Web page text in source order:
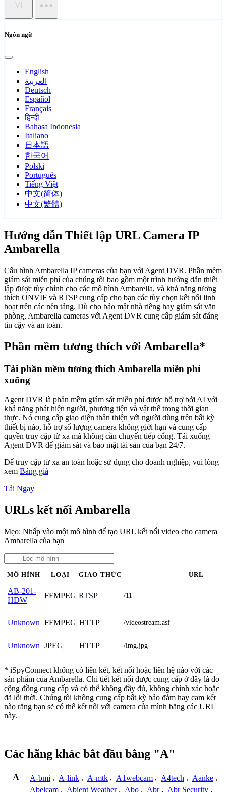
VI
Ngôn ngữ
English
العربية
Deutsch
Español
Français
हिन्दी
Bahasa Indonesia
Italiano
日本語
한국어
Polski
Português
Tiếng Việt
中文(简体)
中文(繁體)
Hướng dẫn Thiết lập URL Camera IP
Ambarella
Cấu hình Ambarella IP cameras của bạn với Agent DVR. Phần mềm
giám sát miễn phí của chúng tôi bao gồm một trình hướng dẫn thiết
lập được tùy chỉnh cho các mô hình Ambarella, và khả năng tương
thích ONVIF và RTSP cung cấp cho bạn các tùy chọn kết nối linh
hoạt trên các nền tảng. Dù cho bảo mật nhà riêng hay giám sát văn
phòng, Ambarella cameras với Agent DVR cung cấp giám sát đáng
tin cậy và an toàn.
Phần mềm tương thích với Ambarella*
Tải phần mềm tương thích Ambarella miễn phí
xuống
Agent DVR là phần mềm giám sát miễn phí được hỗ trợ bởi AI với
khả năng phát hiện người, phương tiện và vật thể trong thời gian
thực. Nó cung cấp giao diện thân thiện với người dùng trên bất kỳ
thiết bị nào, hỗ trợ số lượng camera không giới hạn và cung cấp
quyền truy cập từ xa mà không cần chuyển tiếp cổng. Tải xuống
Agent DVR để giám sát và bảo mật tài sản của bạn 24/7.
Để truy cập từ xa an toàn hoặc sử dụng cho doanh nghiệp, vui lòng
xem Bảng giá
Tải Ngay
URLs kết nối Ambarella
Mẹo: Nhấp vào một mô hình để tạo URL kết nối video cho camera
Ambarella của bạn
MÔ HÌNH LOẠI GIAO THỨC URL
AB-201-
HDW
FFMPEG RTSP /11
Unknown FFMPEG HTTP /videostream.asf
Unknown JPEG HTTP /img.jpg
* iSpyConnect không có liên kết, kết nối hoặc liên hệ nào với các
sản phẩm của Ambarella. Chi tiết kết nối được cung cấp ở đây là do
cộng đồng cung cấp và có thể không đầy đủ, không chính xác hoặc
đã lỗi thời. Chúng tôi không cung cấp bất kỳ bảo đảm hay cam kết
nào rằng bạn sẽ có thể kết nối với camera của mình bằng các URL
này.
Các hãng khác bắt đầu bằng "A"
A A-bmi , A-link , A-mtk , A1webcam , A4tech , Aanke ,
Abelcam , Abient Weather , Abo , Abr , Abr Security ,